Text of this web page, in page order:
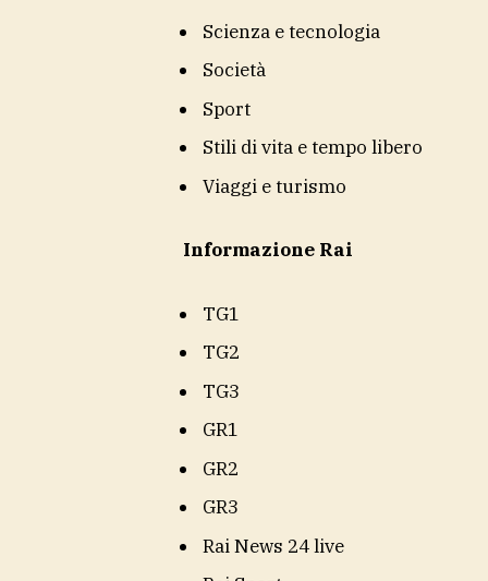
Scienza e tecnologia
Società
Sport
Stili di vita e tempo libero
Viaggi e turismo
Informazione Rai
TG1
TG2
TG3
GR1
GR2
GR3
Rai News 24 live